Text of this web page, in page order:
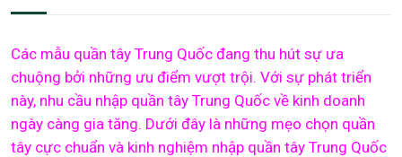
Các mẫu quần tây Trung Quốc đang thu hút sự ưa
chuộng bởi những ưu điểm vượt trội. Với sự phát triển
này, nhu cầu nhập quần tây Trung Quốc về kinh doanh
ngày càng gia tăng. Dưới đây là những mẹo chọn quần
tây cực chuẩn và kinh nghiệm nhập quần tây Trung Quốc